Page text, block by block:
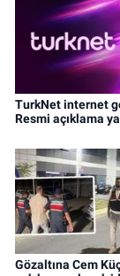
TurkNet internet
Resmi açıklama
Gözaltına Cem